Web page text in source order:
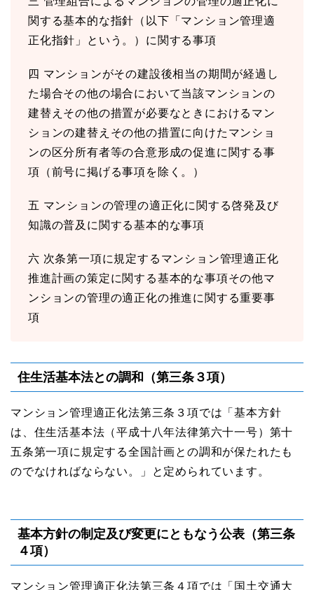
関する基本的な指針（以下「マンション管理適
正化指針」という。）に関する事項
四 マンションがその建設後相当の期間が経過し
た場合その他の場合において当該マンションの
建替えその他の措置が必要なときにおけるマン
ションの建替えその他の措置に向けたマンショ
ンの区分所有者等の合意形成の促進に関する事
項（前号に掲げる事項を除く。）
五 マンションの管理の適正化に関する啓発及び
知識の普及に関する基本的な事項
六 次条第⼀項に規定するマンション管理適正化
推進計画の策定に関する基本的な事項その他マ
ンションの管理の適正化の推進に関する重要事
項
住⽣活基本法との調和（第三条３項）
マンション管理適正化法第三条３項では「基本⽅針
は、住⽣活基本法（平成⼗⼋年法律第六⼗⼀号）第⼗
五条第⼀項に規定する全国計画との調和が保たれたも
のでなければならない。」と定められています。
基本方針の制定及び変更にともなう公表（第三条
４項）
マンション管理適正化法第三条４項では「国⼟交通⼤